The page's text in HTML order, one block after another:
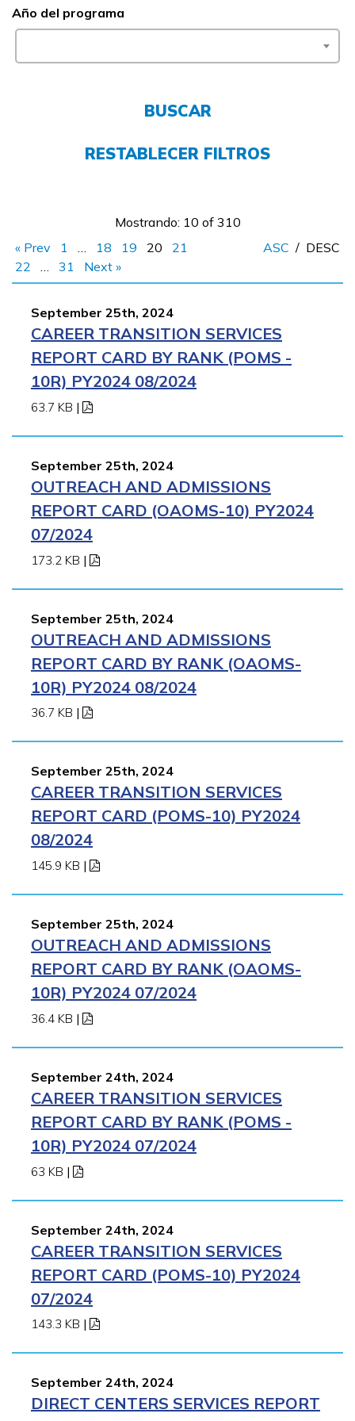
CONECTARSE
COMIENZA YA
Año del programa
BUSCAR
RESTABLECER FILTROS
Mostrando: 10 of 310
« Prev
1 … 18 19 20
21
22
… 31 Next »
ASC / DESC
September 25th, 2024
CAREER TRANSITION SERVICES
REPORT CARD BY RANK (POMS -
10R) PY2024 08/2024
63.7 KB |
September 25th, 2024
OUTREACH AND ADMISSIONS
REPORT CARD (OAOMS-10) PY2024
07/2024
173.2 KB |
September 25th, 2024
OUTREACH AND ADMISSIONS
REPORT CARD BY RANK (OAOMS-
10R) PY2024 08/2024
36.7 KB |
September 25th, 2024
CAREER TRANSITION SERVICES
REPORT CARD (POMS-10) PY2024
08/2024
145.9 KB |
September 25th, 2024
OUTREACH AND ADMISSIONS
REPORT CARD BY RANK (OAOMS-
10R) PY2024 07/2024
36.4 KB |
September 24th, 2024
CAREER TRANSITION SERVICES
REPORT CARD BY RANK (POMS -
10R) PY2024 07/2024
63 KB |
September 24th, 2024
CAREER TRANSITION SERVICES
REPORT CARD (POMS-10) PY2024
07/2024
143.3 KB |
September 24th, 2024
DIRECT CENTERS SERVICES REPORT